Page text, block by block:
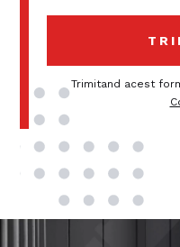
Trimitand acest